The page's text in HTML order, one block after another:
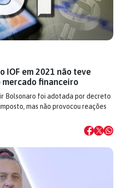
IOF em 2021 não teve
financeiro
Bolsonaro foi adotada por decreto
mas não provocou reações